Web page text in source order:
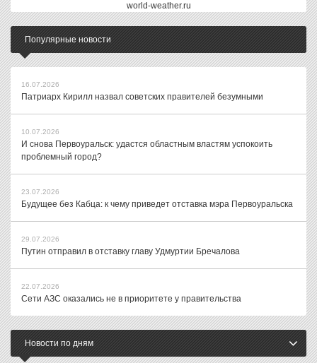
world-weather.ru
Популярные новости
16.07.2026
Патриарх Кирилл назвал советских правителей безумными
10.07.2026
И снова Первоуральск: удастся областным властям успокоить
проблемный город?
23.07.2026
Будущее без Кабца: к чему приведет отставка мэра Первоуральска
29.07.2026
Путин отправил в отставку главу Удмуртии Бречалова
22.07.2026
Сети АЗС оказались не в приоритете у правительства
Новости по дням